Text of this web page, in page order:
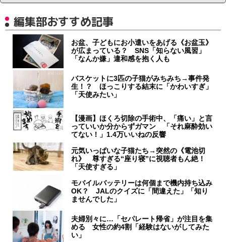
編集部おすすめ記事
お盆、子どもにお小遣いをあげる《お盆玉》
が広まっている？ SNS「知らない風習」
「なんか嫌」違和感を抱く人も
バスケットに3匹の子猫がみちみち→事件発
生！？ ほっこりする結末に「かわいすぎ」
「天使みたい」
【漫画】ほくろ切除の手術中、「痛い」と言
っていいか分からずガマン 「それ麻酔効い
てない！」1.4万いいねの反響
元気いっぱいな子猫たち→突然の《電池切
れ》 尊すぎる“座り寝”に視聴者もん絶！
「天使すぎる」
モバイルバッテリーは何個まで機内持ち込み
OK？ JALのクイズに「間違えた」「知り
ませんでした」
夫婦別々に…「セパレート帰省」が注目を集
める 女性の約4割「経験はないがしてみた
い」